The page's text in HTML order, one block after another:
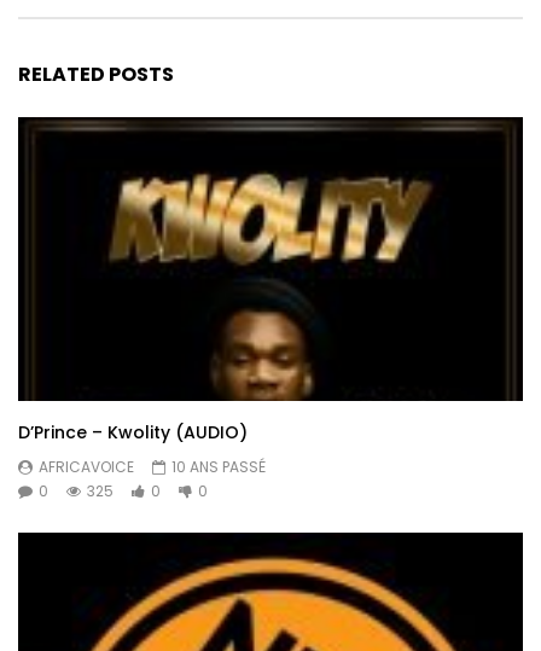
RELATED POSTS
D’Prince – Kwolity (AUDIO)
AFRICAVOICE
10 ANS PASSÉ
0
325 0 0